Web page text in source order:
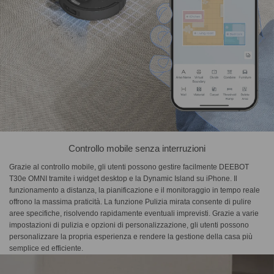
Controllo mobile senza interruzioni
Grazie al controllo mobile, gli utenti possono gestire facilmente DEEBOT
T30e OMNI tramite i widget desktop e la Dynamic Island su iPhone. Il
funzionamento a distanza, la pianificazione e il monitoraggio in tempo reale
offrono la massima praticità. La funzione Pulizia mirata consente di pulire
aree specifiche, risolvendo rapidamente eventuali imprevisti. Grazie a varie
impostazioni di pulizia e opzioni di personalizzazione, gli utenti possono
personalizzare la propria esperienza e rendere la gestione della casa più
semplice ed efficiente.